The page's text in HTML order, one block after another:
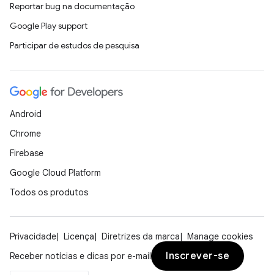
Reportar bug na documentação
Google Play support
Participar de estudos de pesquisa
Android
Chrome
Firebase
Google Cloud Platform
Todos os produtos
Privacidade Licença Diretrizes da marca
Manage cookies
Receber notícias e dicas por e-mail
Inscrever-se